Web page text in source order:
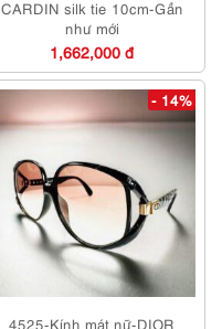
CARDIN silk tie 10cm-Gần
như mới
1,662,000 đ
- 14%
4525-Kính mát nữ-DIOR